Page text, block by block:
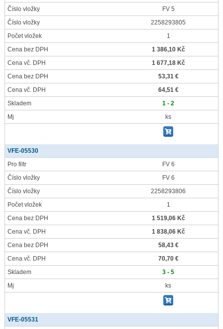
Číslo vložky
FV 5
Číslo vložky
2258293805
Počet vložek
1
Cena bez DPH
1 386,10 Kč
Cena vč. DPH
1 677,18 Kč
Cena bez DPH
53,31 €
Cena vč. DPH
64,51 €
Skladem
1 - 2
Mj
ks
VFE-05530
Pro filtr
FV 6
Číslo vložky
FV 6
Číslo vložky
2258293806
Počet vložek
1
Cena bez DPH
1 519,06 Kč
Cena vč. DPH
1 838,06 Kč
Cena bez DPH
58,43 €
Cena vč. DPH
70,70 €
Skladem
3 - 5
Mj
ks
VFE-05531